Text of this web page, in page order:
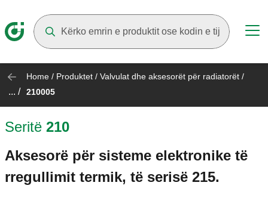
Home / Produktet / Valvulat dhe aksesorët për radiatorët /
... / 210005
Seritë 210
Aksesorë për sisteme elektronike të
rregullimit termik, të serisë 215.